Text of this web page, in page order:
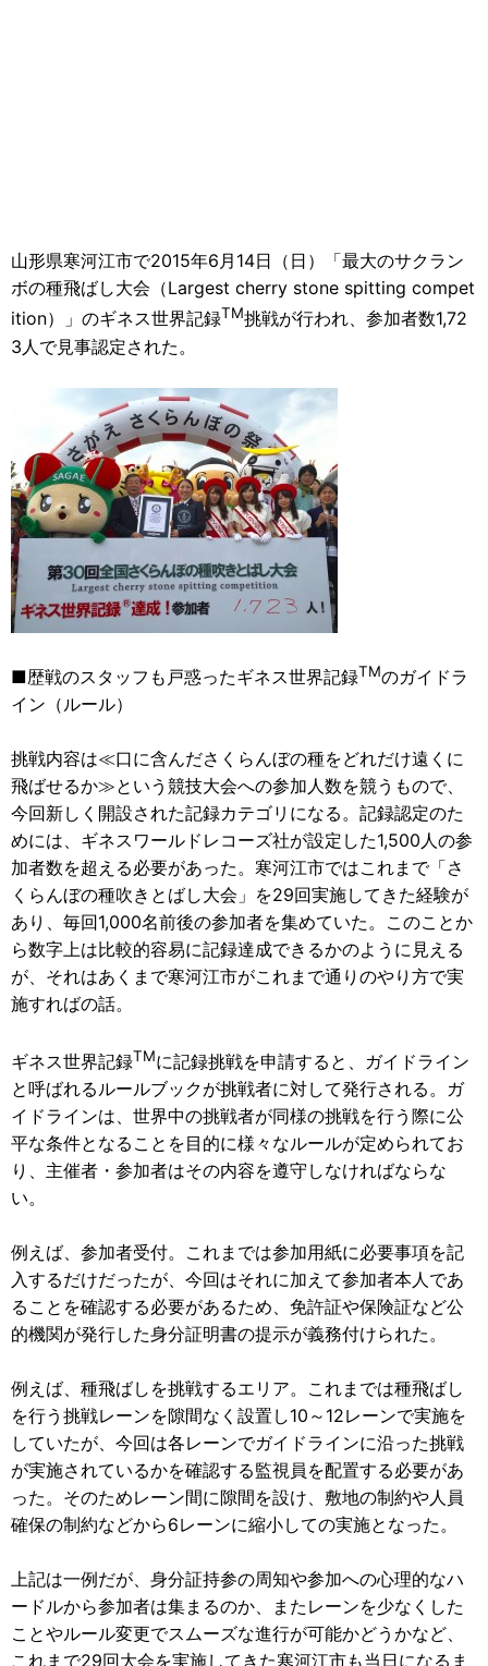
山形県寒河江市で2015年6月14日（日）「最大のサクラン
ボの種飛ばし大会（Largest cherry stone spitting compet
ition）」のギネス世界記録TM挑戦が行われ、参加者数1,72
3人で見事認定された。
■歴戦のスタッフも戸惑ったギネス世界記録TMのガイドラ
イン（ルール）
挑戦内容は≪口に含んださくらんぼの種をどれだけ遠くに
飛ばせるか≫という競技大会への参加人数を競うもので、
今回新しく開設された記録カテゴリになる。記録認定のた
めには、ギネスワールドレコーズ社が設定した1,500人の参
加者数を超える必要があった。寒河江市ではこれまで「さ
くらんぼの種吹きとばし大会」を29回実施してきた経験が
あり、毎回1,000名前後の参加者を集めていた。このことか
ら数字上は比較的容易に記録達成できるかのように見える
が、それはあくまで寒河江市がこれまで通りのやり方で実
施すればの話。
ギネス世界記録TMに記録挑戦を申請すると、ガイドライン
と呼ばれるルールブックが挑戦者に対して発行される。ガ
イドラインは、世界中の挑戦者が同様の挑戦を行う際に公
平な条件となることを目的に様々なルールが定められてお
り、主催者・参加者はその内容を遵守しなければならな
い。
例えば、参加者受付。これまでは参加用紙に必要事項を記
入するだけだったが、今回はそれに加えて参加者本人であ
ることを確認する必要があるため、免許証や保険証など公
的機関が発行した身分証明書の提示が義務付けられた。
例えば、種飛ばしを挑戦するエリア。これまでは種飛ばし
を行う挑戦レーンを隙間なく設置し10～12レーンで実施を
していたが、今回は各レーンでガイドラインに沿った挑戦
が実施されているかを確認する監視員を配置する必要があ
った。そのためレーン間に隙間を設け、敷地の制約や人員
確保の制約などから6レーンに縮小しての実施となった。
上記は一例だが、身分証持参の周知や参加への心理的なハ
ードルから参加者は集まるのか、またレーンを少なくした
ことやルール変更でスムーズな進行が可能かどうかなど、
これまで29回大会を実施してきた寒河江市も当日になるま